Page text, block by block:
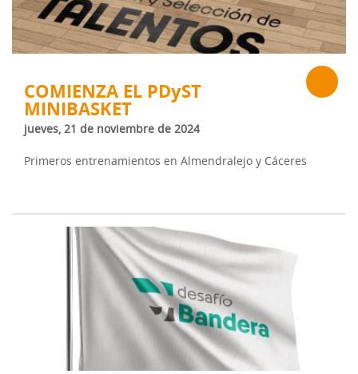
COMIENZA EL PDyST
MINIBASKET
jueves, 21 de noviembre de 2024
Primeros entrenamientos en Almendralejo y Cáceres